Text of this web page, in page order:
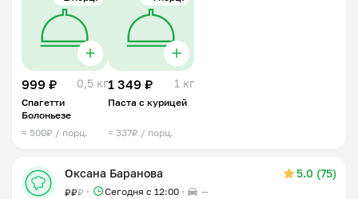
999 ₽ 0,5 кг
Спагетти
Болоньезе
≈ 500₽ / порц.
1 349 ₽ 1 кг
Паста с курицей
≈ 337₽ / порц.
Оксана Баранова 5.0 (75)
₽₽₽ Сегодня с 12:00 —